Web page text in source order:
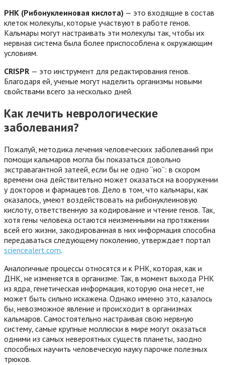
РНК (Рибонуклеиновая кислота) — это входящие в состав
клеток молекулы, которые участвуют в работе генов.
Кальмары могут настраивать эти молекулы так, чтобы их
нервная система была более приспособлена к окружающим
условиям.
CRISPR — это инструмент для редактирования генов.
Благодаря ей, ученые могут наделить организмы новыми
свойствами всего за несколько дней.
Как лечить неврологические
заболевания?
Пожалуй, методика лечения человеческих заболеваний при
помощи кальмаров могла бы показаться довольно
экстравагантной затеей, если бы не одно “но”: в скором
времени она действительно может оказаться на вооружении
у докторов и фармацевтов. Дело в том, что кальмары, как
оказалось, умеют воздействовать на рибонуклеиновую
кислоту, ответственную за кодирование и чтение генов. Так,
хотя гены человека остаются неизменными на протяжении
всей его жизни, закодированная в них информация способна
передаваться следующему поколению, утверждает портал
sciencealert.com.
Аналогичные процессы относятся и к РНК, которая, как и
ДНК, не изменяется в организме. Так, в момент выхода РНК
из ядра, генетическая информация, которую она несет, не
может быть сильно искажена. Однако именно это, казалось
бы, невозможное явление и происходит в организмах
кальмаров. Самостоятельно настраивая свою нервную
систему, самые крупные моллюски в мире могут оказаться
одними из самых невероятных существ планеты, заодно
способных научить человеческую науку парочке полезных
трюков.